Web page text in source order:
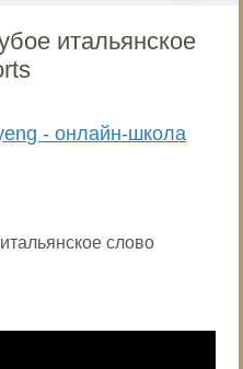
итальянское
- онлайн-школа